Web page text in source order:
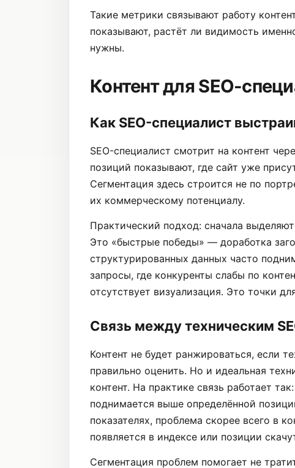
Такие метрики связывают работу
показывают, растёт ли видимость
нужны.
Контент для SEO-
Как SEO-специалист
SEO-специалист смотрит на контент
позиций показывают, где сайт уже
Сегментация здесь строится не по
их коммерческому потенциалу.
Практический подход: сначала
Это «быстрые победы» — доработка
структурированных данных часто
запросы, где конкуренты слабы по
отсутствует визуализация. Это точки
Связь между техническим
Контент не будет ранжироваться, если
правильно оценить. Но и идеальная
контент. На практике связь работает
поднимается выше определённой
показателях, проблема скорее всего в
появляется в индексе или позиции
Сегментация проблем помогает не